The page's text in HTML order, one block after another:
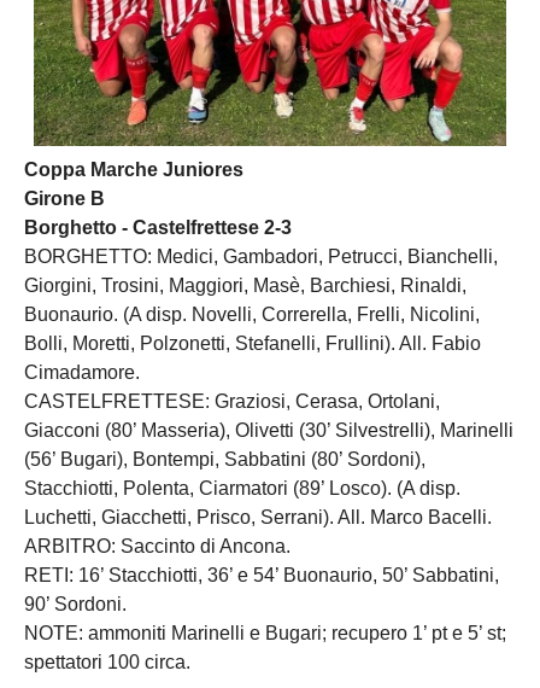
Coppa Marche Juniores
Girone B
Borghetto - Castelfrettese 2-3
BORGHETTO: Medici, Gambadori, Petrucci, Bianchelli,
Giorgini, Trosini, Maggiori, Masè, Barchiesi, Rinaldi,
Buonaurio. (A disp. Novelli, Correrella, Frelli, Nicolini,
Bolli, Moretti, Polzonetti, Stefanelli, Frullini). All. Fabio
Cimadamore.
CASTELFRETTESE: Graziosi, Cerasa, Ortolani,
Giacconi (80’ Masseria), Olivetti (30’ Silvestrelli), Marinelli
(56’ Bugari), Bontempi, Sabbatini (80’ Sordoni),
Stacchiotti, Polenta, Ciarmatori (89’ Losco). (A disp.
Luchetti, Giacchetti, Prisco, Serrani). All. Marco Bacelli.
ARBITRO: Saccinto di Ancona.
RETI: 16’ Stacchiotti, 36’ e 54’ Buonaurio, 50’ Sabbatini,
90’ Sordoni.
NOTE: ammoniti Marinelli e Bugari; recupero 1’ pt e 5’ st;
spettatori 100 circa.